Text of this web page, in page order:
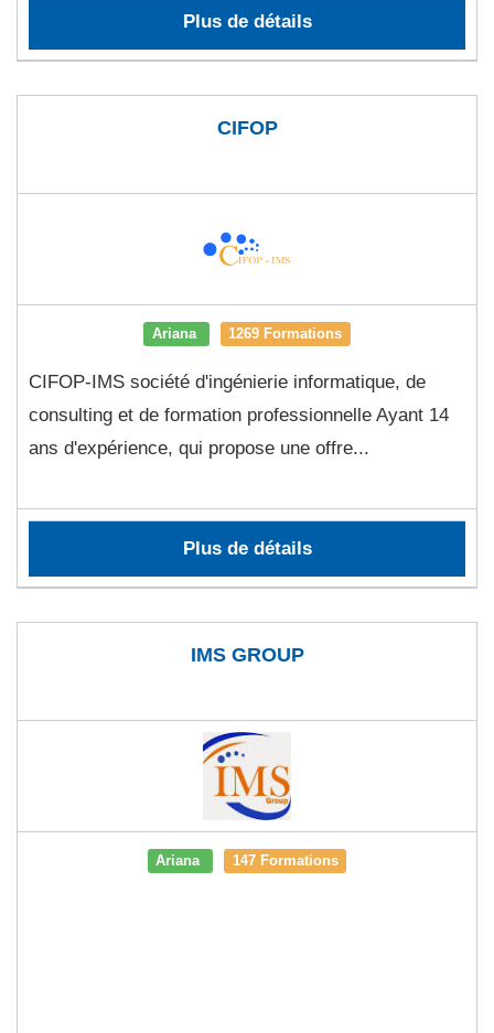
Plus de détails
CIFOP
Ariana 1269 Formations
CIFOP-IMS société d'ingénierie informatique, de
consulting et de formation professionnelle Ayant 14
ans d'expérience, qui propose une offre...
Plus de détails
IMS GROUP
Ariana 147 Formations